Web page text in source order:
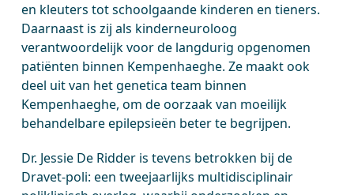
en kleuters tot schoolgaande kinderen en tieners.
Daarnaast is zij als kinderneuroloog
verantwoordelijk voor de langdurig opgenomen
patiënten binnen Kempenhaeghe. Ze maakt ook
deel uit van het genetica team binnen
Kempenhaeghe, om de oorzaak van moeilijk
behandelbare epilepsieën beter te begrijpen.
Dr. Jessie De Ridder is tevens betrokken bij de
Dravet-poli: een tweejaarlijks multidisciplinair